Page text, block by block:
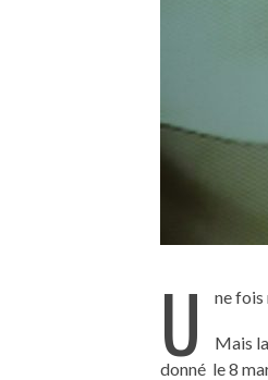
U ne fois
Mais
donné le 8